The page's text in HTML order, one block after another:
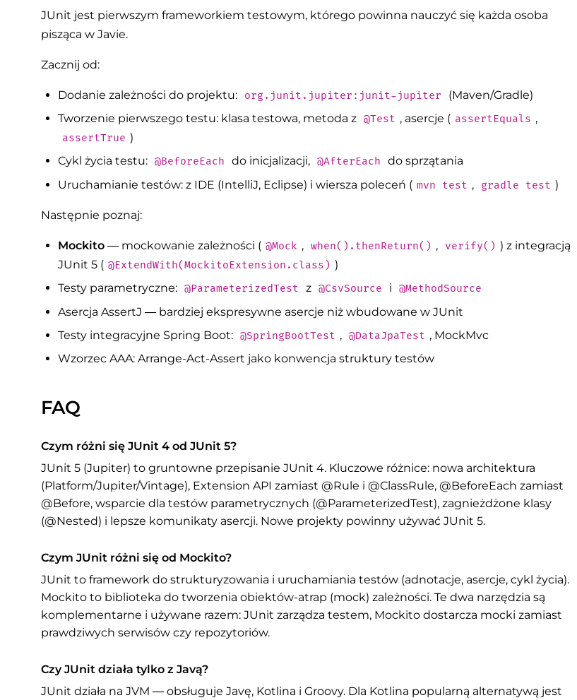
JUnit jest pierwszym frameworkiem testowym, którego powinna nauczyć się każda osoba
pisząca w Javie.
Zacznij od:
Dodanie zależności do projektu: org.junit.jupiter:junit-jupiter
(Maven/Gradle)
Tworzenie pierwszego testu: klasa testowa, metoda z @Test , asercje ( assertEquals ,
assertTrue )
Cykl życia testu: @BeforeEach do inicjalizacji, @AfterEach
do sprzątania
Uruchamianie testów: z IDE (IntelliJ, Eclipse) i wiersza poleceń ( mvn test , gradle test )
Następnie poznaj:
Mockito— mockowanie zależności ( @Mock , when().thenReturn() , verify() ) z integracją
JUnit 5 ( @ExtendWith(MockitoExtension.class) )
Testy parametryczne: @ParameterizedTest z @CsvSource i @MethodSource
Asercja AssertJ — bardziej ekspresywne asercje niż wbudowane w JUnit
Testy integracyjne Spring Boot: @SpringBootTest , @DataJpaTest , MockMvc
Wzorzec AAA: Arrange-Act-Assert jako konwencja struktury testów
FAQ
Czym różni się JUnit 4 od JUnit 5?
JUnit 5 (Jupiter) to gruntowne przepisanie JUnit 4. Kluczowe różnice: nowa architektura
(Platform/Jupiter/Vintage), Extension API zamiast @Rule i @ClassRule, @BeforeEach zamiast
@Before, wsparcie dla testów parametrycznych (@ParameterizedTest), zagnieżdżone klasy
(@Nested) i lepsze komunikaty asercji. Nowe projekty powinny używać JUnit 5.
Czym JUnit różni się od Mockito?
JUnit to framework do strukturyzowania i uruchamiania testów (adnotacje, asercje, cykl życia).
Mockito to biblioteka do tworzenia obiektów-atrap (mock) zależności. Te dwa narzędzia są
komplementarne i używane razem: JUnit zarządza testem, Mockito dostarcza mocki zamiast
prawdziwych serwisów czy repozytoriów.
Czy JUnit działa tylko z Javą?
JUnit działa na JVM — obsługuje Javę, Kotlina i Groovy. Dla Kotlina popularną alternatywą jest